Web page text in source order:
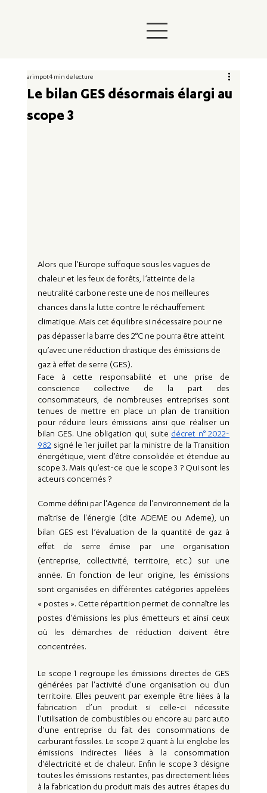
Le bilan GES désormais élargi au
scope 3
arimpot4 min de lecture
Alors que l’Europe suffoque sous les vagues de
chaleur et les feux de forêts, l’atteinte de la
neutralité carbone reste une de nos meilleures
chances dans la lutte contre le réchauffement
climatique. Mais cet équilibre si nécessaire pour ne
pas dépasser la barre des 2°C ne pourra être atteint
qu’avec une réduction drastique des émissions de
gaz à effet de serre (GES).
Face à cette responsabilité et une prise de
conscience collective de la part des
consommateurs, de nombreuses entreprises sont
tenues de mettre en place un plan de transition
pour réduire leurs émissions ainsi que réaliser un
bilan GES. Une obligation qui, suite décret n° 2022-
982 signé le 1er juillet par la ministre de la Transition
énergétique, vient d’être consolidée et étendue au
scope 3. Mais qu’est-ce que le scope 3 ? Qui sont les
acteurs concernés ?
Comme défini par l'Agence de l'environnement de la
maîtrise de l'énergie (dite ADEME ou Ademe), un
bilan GES est l’évaluation de la quantité de gaz à
effet de serre émise par une organisation
(entreprise, collectivité, territoire, etc.) sur une
année. En fonction de leur origine, les émissions
sont organisées en différentes catégories appelées
« postes ». Cette répartition permet de connaître les
postes d’émissions les plus émetteurs et ainsi ceux
où les démarches de réduction doivent être
concentrées.
Le scope 1 regroupe les émissions directes de GES
générées par l'activité d'une organisation ou d'un
territoire. Elles peuvent par exemple être liées à la
fabrication d’un produit si celle-ci nécessite
l’utilisation de combustibles ou encore au parc auto
d’une entreprise du fait des consommations de
carburant fossiles. Le scope 2 quant à lui englobe les
émissions indirectes liées à la consommation
d’électricité et de chaleur. Enfin le scope 3 désigne
toutes les émissions restantes, pas directement liées
à la fabrication du produit mais des autres étapes du